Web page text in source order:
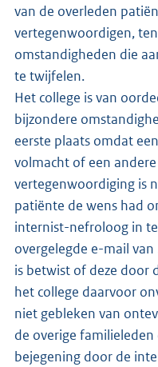
van de overleden
vertegenwoordigen,
omstandigheden die
te twijfelen.
Het college is van
bijzondere
eerste plaats omdat
volmacht of een
vertegenwoordiging is
patiënte de wens had
internist-nefroloog in
overgelegde e-mail
is betwist of deze door
het college daarvoor
niet gebleken van
de overige
bejegening door de